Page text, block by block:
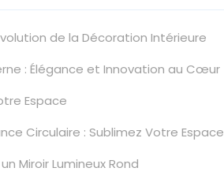
de la Décoration Intérieure
: Élégance et Innovation au Cœur
Espace
Circulaire : Sublimez Votre Espace
Miroir Lumineux Rond